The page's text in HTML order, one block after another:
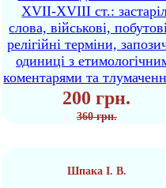
XVII-XVIII ст.:
слова, військові,
релігійні терміни,
одиниці з
коментарями та
200 грн.
360 грн.
Шпака І. В.